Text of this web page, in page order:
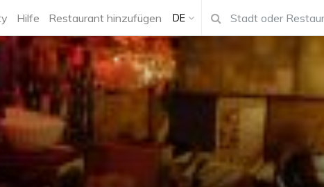
Hilfe Restaurant hinzufügen DE